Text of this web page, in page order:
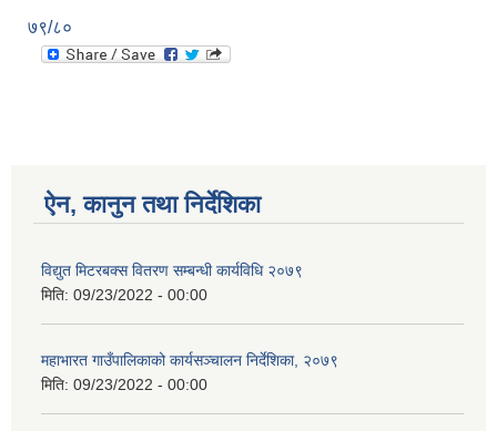
७९/८०
ऐन, कानुन तथा निर्देशिका
विद्युत मिटरबक्स वितरण सम्बन्धी कार्यविधि २०७९
मिति: 09/23/2022 - 00:00
महाभारत गाउँपालिकाको कार्यसञ्‍चालन निर्देशिका, २०७९
मिति: 09/23/2022 - 00:00